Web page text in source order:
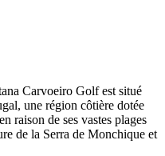
Carvoeiro Golf est situé
une région côtière dotée
raison de ses vastes plages
de la Serra de Monchique et